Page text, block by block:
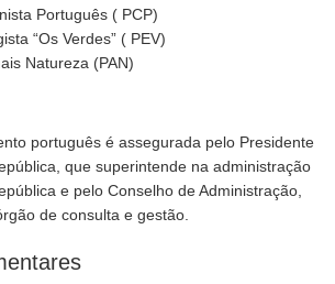
Português ( PCP)
“Os Verdes” ( PEV)
Natureza (PAN)
português é assegurada pelo Presidente
que superintende na administração
e pelo Conselho de Administração,
de consulta e gestão.